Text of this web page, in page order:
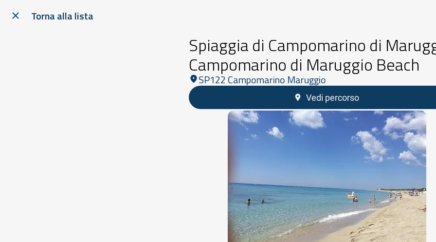
Torna alla lista
Spiaggia di Campomarino di
Campomarino di Maruggio Beach
SP122 Campomarino Maruggio
Vedi percorso